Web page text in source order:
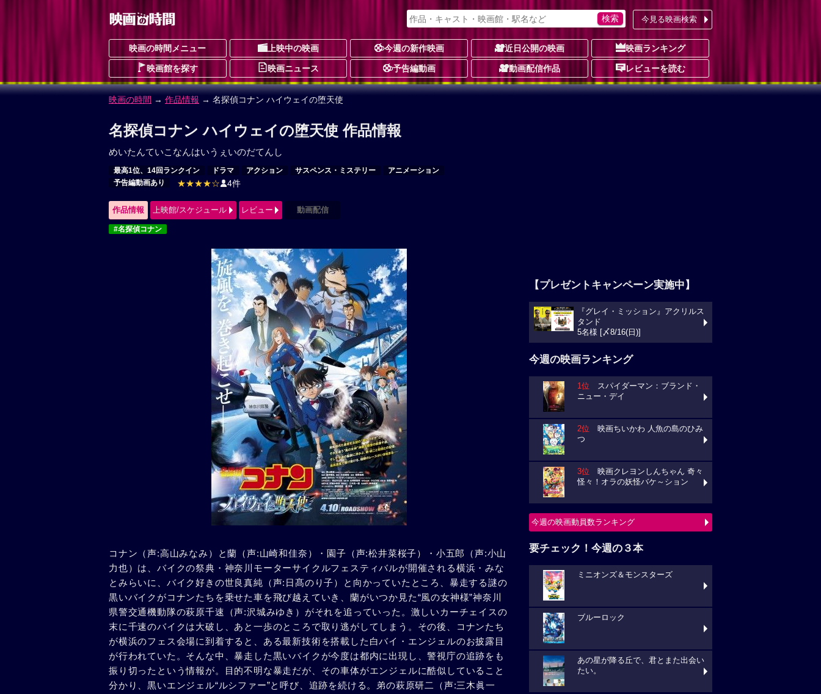
今見る映画検索
映画の時間メニュー 上映中の映画 今週の新作映画 近日公開の映画 映画ランキング
映画館を探す 映画ニュース 予告編動画 動画配信作品 レビューを読む
映画の時間 → 作品情報 → 名探偵コナン ハイウェイの堕天使
名探偵コナン ハイウェイの堕天使 作品情報
めいたんていこなんはいうぇいのだてんし
最高1位、14回ランクイン ドラマ アクション サスペンス・ミステリー
アニメーション
予告編動画あり
★★★★☆ 4件
作品情報 上映館/スケジュール レビュー 動画配信
#名探偵コナン
コナン（声:高山みなみ）と蘭（声:山崎和佳奈）・園子（声:松井菜桜子）・小五郎（声:小山
力也）は、バイクの祭典・神奈川モーターサイクルフェスティバルが開催される横浜・みな
とみらいに、バイク好きの世良真純（声:日髙のり子）と向かっていたところ、暴走する謎の
黒いバイクがコナンたちを乗せた車を飛び越えていき、蘭がいつか見た“風の女神様”神奈川
県警交通機動隊の萩原千速（声:沢城みゆき）がそれを追っていった。激しいカーチェイスの
末に千速のバイクは大破し、あと一歩のところで取り逃がしてしまう。その後、コナンたち
が横浜のフェス会場に到着すると、ある最新技術を搭載した白バイ・エンジェルのお披露目
が行われていた。そんな中、暴走した黒いバイクが今度は都内に出現し、警視庁の追跡をも
振り切ったという情報が。目的不明な暴走だが、その車体がエンジェルに酷似していること
分かり、黒いエンジェル“ルシファー”と呼び、追跡を続ける。弟の萩原研二（声:三木眞一
【プレゼントキャンペーン実施中】
『グレイ・ミッション』アクリルス
タンド
5名様 [〆8/16(日)]
今週の映画ランキング
1位 スパイダーマン：ブランド・
ニュー・デイ
2位 映画ちいかわ 人魚の島のひみ
つ
3位 映画クレヨンしんちゃん 奇々
怪々！オラの妖怪バケ～ション
今週の映画動員数ランキング
要チェック！今週の３本
ミニオンズ＆モンスターズ
ブルーロック
あの星が降る丘で、君とまた出会い
たい。